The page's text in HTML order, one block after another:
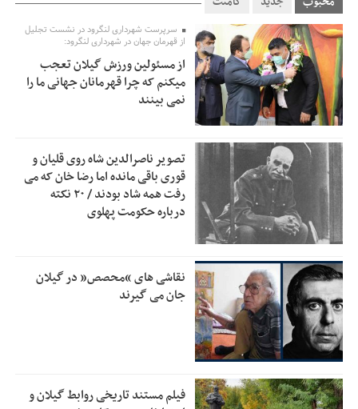
7:00
استاندار گیلان خواستار بررسی دقیق کنوانسیون خزر پیش از
تصویب در مجلس شد
0:51
پزشکیان‌: بهترین زمان برای دستیابی به توافق شرایط کنونی است/
از حقوق ملت کوتاه نمی‌آییم
13:01
عارف: جنگ اصلی امروز، جنگ روایت‌ها بر سر امید و هویت ملی
است
12:57
هشدار معاون وظیفه عمومی گیلان به سربازان فراری؛ اعطای
معافیت شایعه است
12:54
پاکستان: باید در برابر اسرائیل متحد شویم؛ عادی‌سازی هیچ
سودی ندارد
10:24 جهانگیر: امروز خبرنگاران ایران به عنوان خار چشم می‌درخشند
10:08
اتفاق عجیب در استقلال؛ امضای شجاعی پای صورت‌های مالی
٩ماه پس از استعفا
سرپرست شهرداری لنگرود در نشست تجلیل
از قهرمان جهان در شهرداری لنگرود:
از مسئولین ورزش گیلان تعجب
میکنم که چرا قهرمانان جهانی ما را
نمی بینند
تصویر ناصرالدین شاه روی قلیان و
قوری باقی مانده اما رضا خان که می
رفت همه شاد بودند / ۲۰ نکته
درباره حکومت پهلوی
نقاشی های “محصص” در گیلان
جان می گیرند
فیلم مستند تاریخی روابط گیلان و